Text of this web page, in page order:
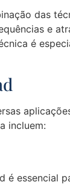
das
e
é
incluem:
é